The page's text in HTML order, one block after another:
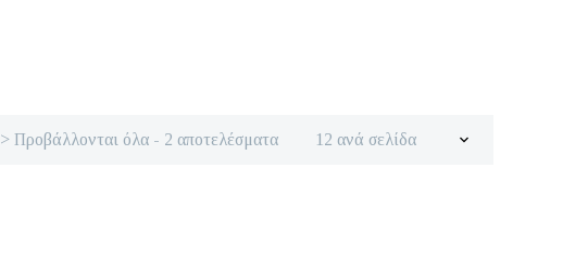
12 ανά σελίδα
> Προβάλλονται όλα - 2 αποτελέσματαSorted